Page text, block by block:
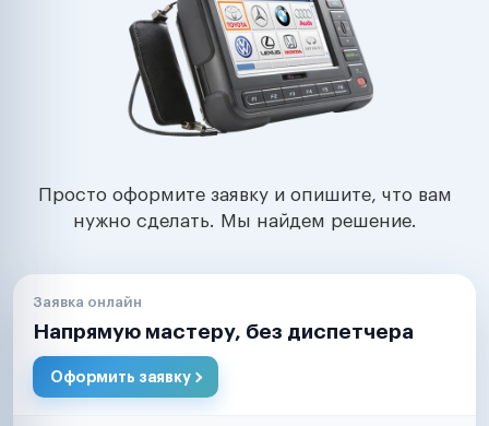
Просто оформите заявку и опишите, что вам
нужно сделать. Мы найдем решение.
Заявка онлайн
Напрямую мастеру, без диспетчера
Оформить заявку